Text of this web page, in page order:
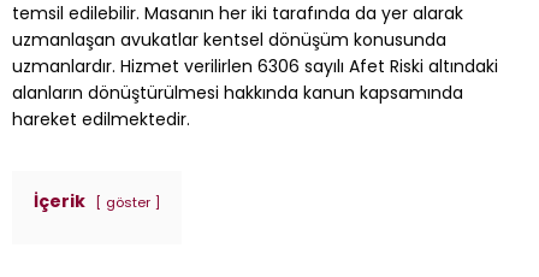
temsil edilebilir. Masanın her iki tarafında da yer alarak
uzmanlaşan avukatlar kentsel dönüşüm konusunda
uzmanlardır. Hizmet verilirlen 6306 sayılı Afet Riski altındaki
alanların dönüştürülmesi hakkında kanun kapsamında
hareket edilmektedir.
İçerik göster